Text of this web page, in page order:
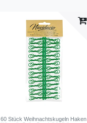
60 Stück Weihnachtskugeln Haken